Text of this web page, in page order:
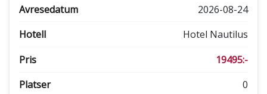
2026-08-24
Hotel Nautilus
19495:-
0